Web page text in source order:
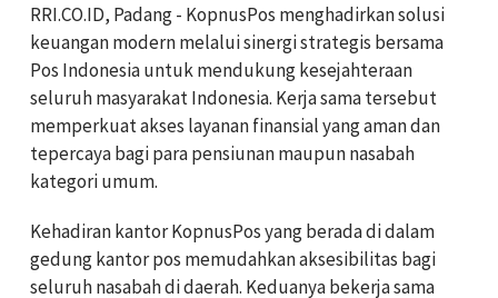
RRI.CO.ID, Padang - KopnusPos menghadirkan solusi
keuangan modern melalui sinergi strategis bersama
Pos Indonesia untuk mendukung kesejahteraan
seluruh masyarakat Indonesia. Kerja sama tersebut
memperkuat akses layanan finansial yang aman dan
tepercaya bagi para pensiunan maupun nasabah
kategori umum.
Kehadiran kantor KopnusPos yang berada di dalam
gedung kantor pos memudahkan aksesibilitas bagi
seluruh nasabah di daerah. Keduanya bekerja sama